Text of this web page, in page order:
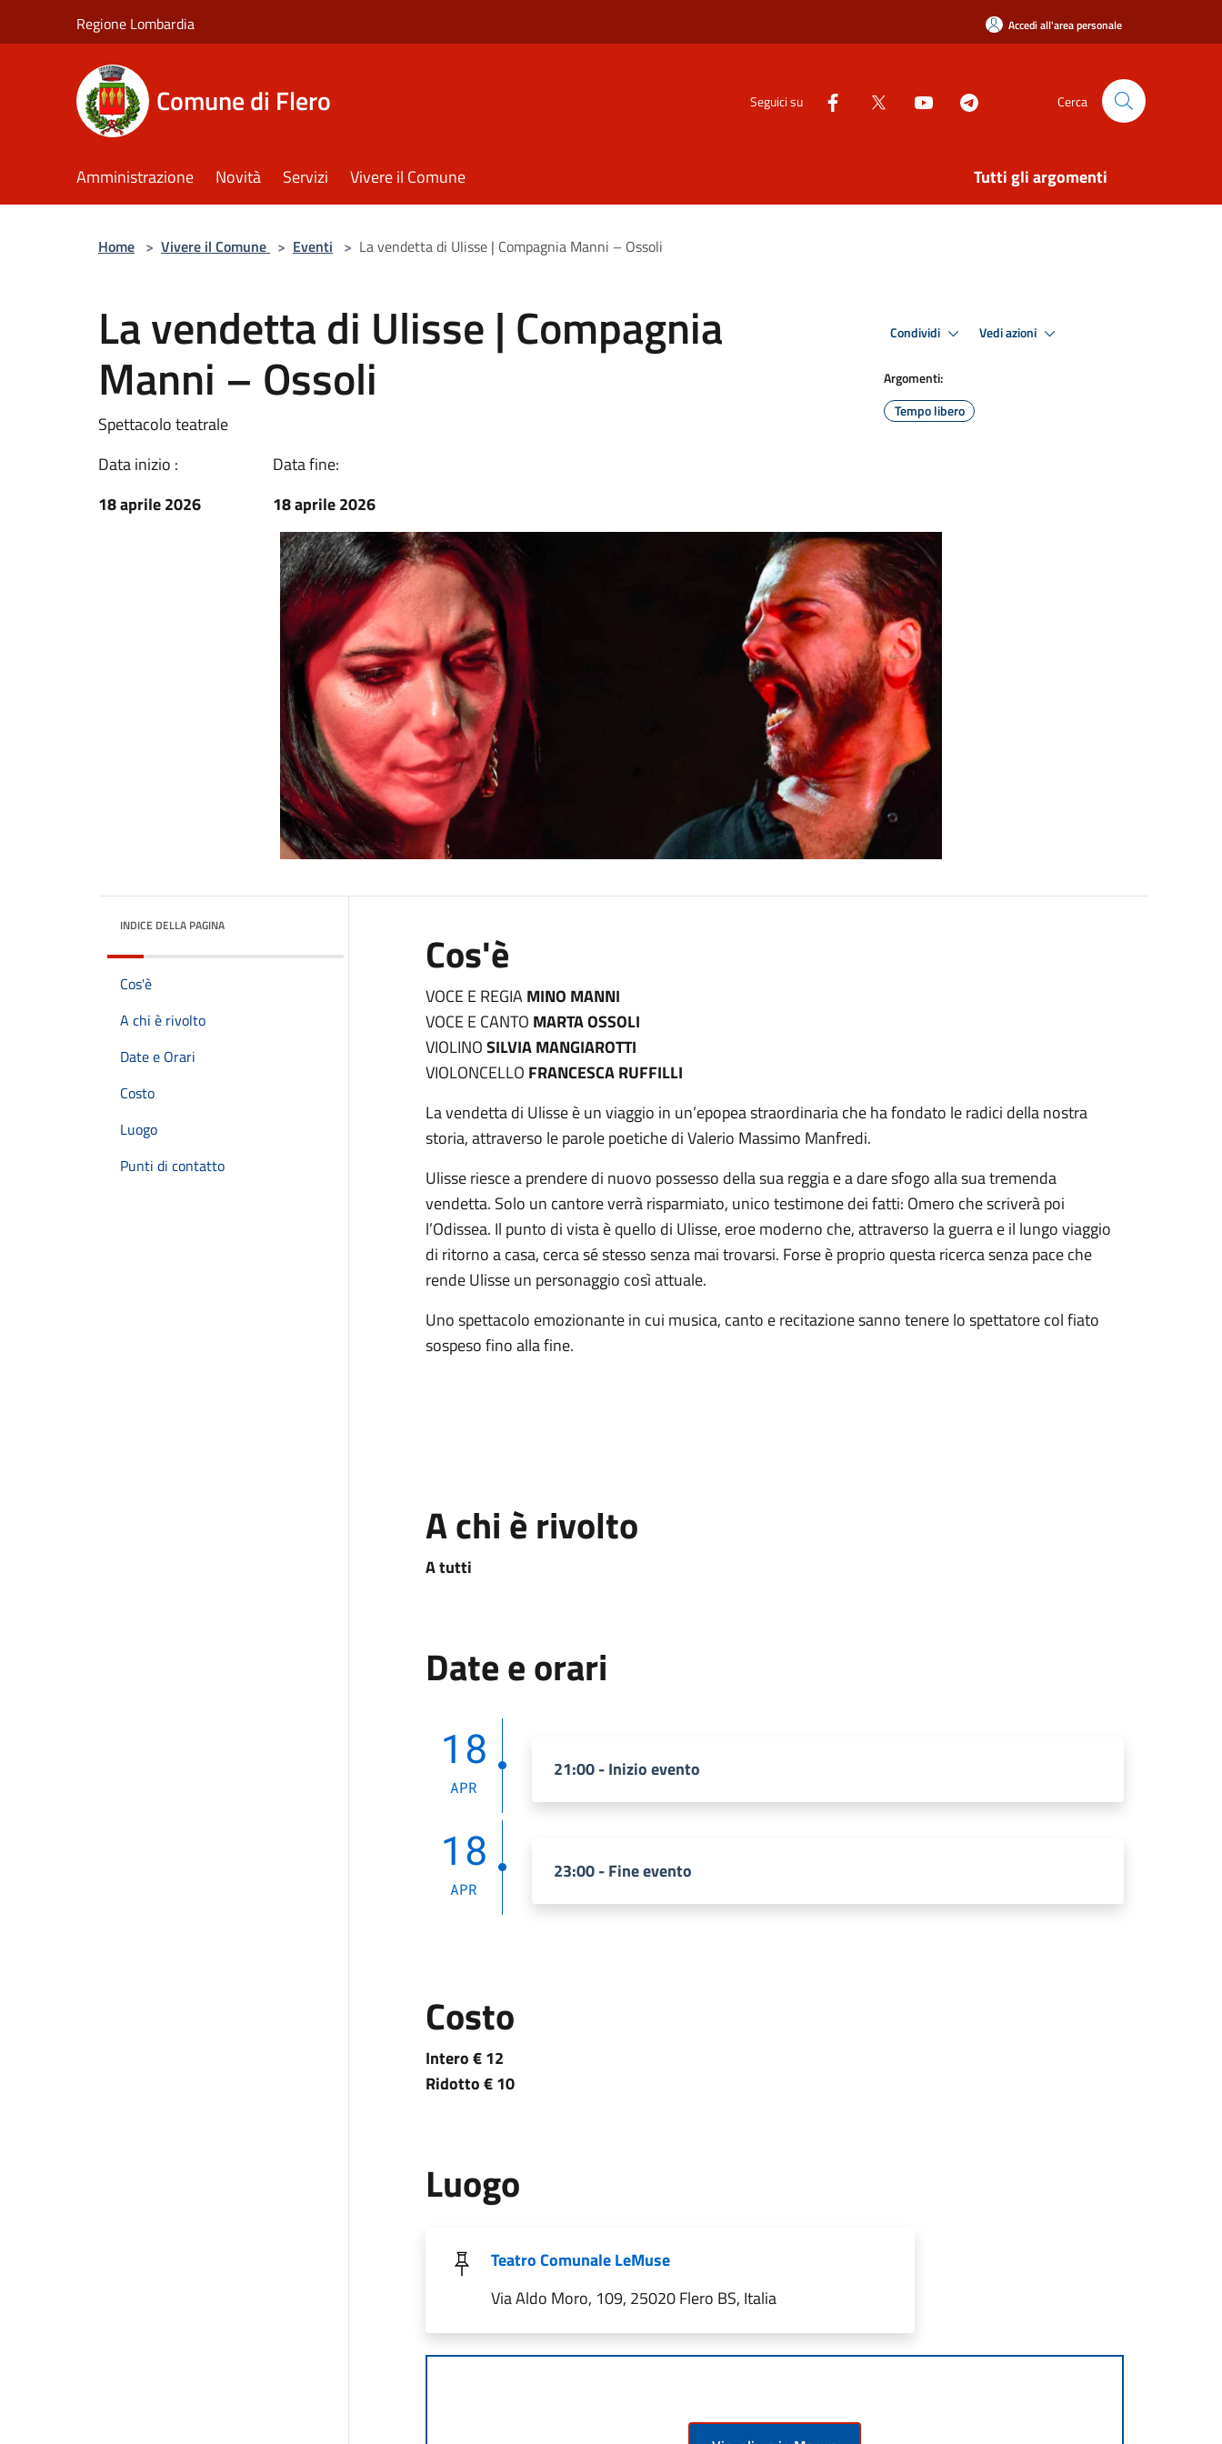
Regione Lombardia Accedi all'area personale
Comune di Flero Seguici su Cerca
Amministrazione Novità Servizi Vivere il Comune Tutti gli argomenti
Home > Vivere il Comune > Eventi > La vendetta di Ulisse | Compagnia Manni – Ossoli
La vendetta di Ulisse | Compagnia
Manni – Ossoli
Spettacolo teatrale
Data inizio :
18 aprile 2026
Data fine:
18 aprile 2026
Condividi Vedi azioni
Argomenti:
Tempo libero
INDICE DELLA PAGINA
Cos'è
A chi è rivolto
Date e Orari
Costo
Luogo
Punti di contatto
Cos'è
VOCE E REGIAMINO MANNI
VOCE E CANTO MARTA OSSOLI
VIOLINOSILVIA MANGIAROTTI
VIOLONCELLO FRANCESCA RUFFILLI
La vendetta di Ulisse è un viaggio in un’epopea straordinaria che ha fondato le radici della nostra
storia, attraverso le parole poetiche di Valerio Massimo Manfredi.
Ulisse riesce a prendere di nuovo possesso della sua reggia e a dare sfogo alla sua tremenda
vendetta. Solo un cantore verrà risparmiato, unico testimone dei fatti: Omero che scriverà poi
l’Odissea. Il punto di vista è quello di Ulisse, eroe moderno che, attraverso la guerra e il lungo viaggio
di ritorno a casa, cerca sé stesso senza mai trovarsi. Forse è proprio questa ricerca senza pace che
rende Ulisse un personaggio così attuale.
Uno spettacolo emozionante in cui musica, canto e recitazione sanno tenere lo spettatore col fiato
sospeso fino alla fine.
A chi è rivolto
A tutti
Date e orari
18
APR
21:00 - Inizio evento
18
APR
23:00 - Fine evento
Costo
Intero € 12
Ridotto € 10
Luogo
Teatro Comunale LeMuse
Via Aldo Moro, 109, 25020 Flero BS, Italia